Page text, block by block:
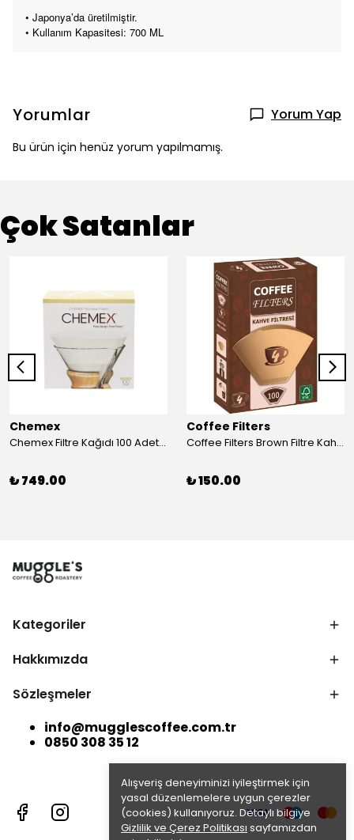
Alışveriş deneyiminizi iyileştirmek için
yasal düzenlemelere uygun çerezler
(cookies) kullanıyoruz. Detaylı bilgiye
Gizlilik ve Çerez Politikası sayfamızdan
• Japonya’da üretilmiştir.
• Kullanım Kapasitesi: 700 ML
Yorumlar Yorum Yap
Bu ürün için henüz yorum yapılmamış.
Çok Satanlar
Chemex
Chemex Filtre Kağıdı 100 Adet 6 - 8 Cup
₺ 749.00
Coffee Filters
Coffee Filters Brown Filtre Kahve Kağıdı 4 Numara (100 Adet)
₺ 150.00
Kategoriler
Hakkımızda
Sözleşmeler
info@mugglescoffee.com.tr
0850 308 35 12